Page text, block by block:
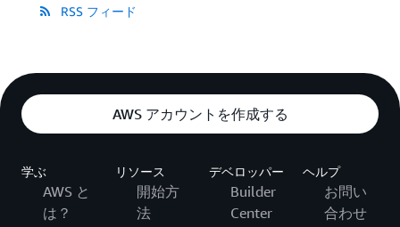
RSS フィード
AWS アカウントを作成する
学ぶ
AWS と
は？
リソース
開始方
法
デベロッパー
Builder
Center
ヘルプ
お問い
合わせ